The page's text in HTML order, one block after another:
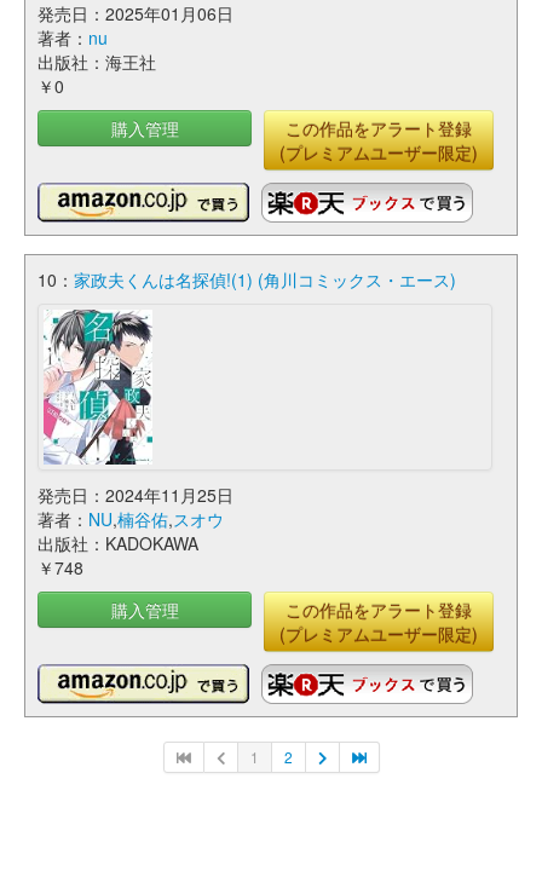
発売日：2025年01月06日
著者： nu
出版社：海王社
￥0
購入管理
この作品をアラート登録
(プレミアムユーザー限定)
10： 家政夫くんは名探偵!(1) (角川コミックス・エース)
発売日：2024年11月25日
著者： NU,楠谷佑,スオウ
出版社：KADOKAWA
￥748
購入管理
この作品をアラート登録
(プレミアムユーザー限定)
1 2